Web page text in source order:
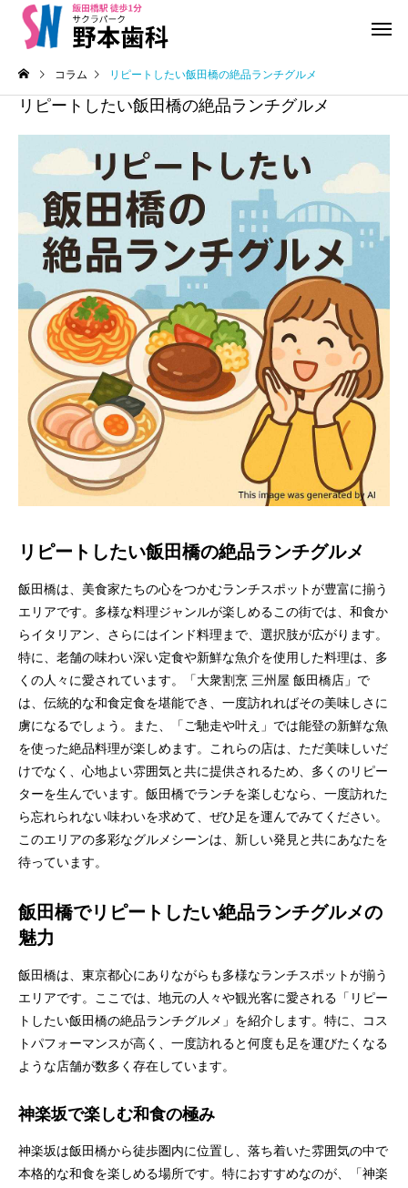
予防歯科 ホワイトニング
小児歯科治療 歯周病治療
医院からのお知らせ
千代田区民無料歯科検診
医院からのお知らせ
インプラント治療の質
答える
コラム リピートしたい飯田橋の絶品ランチグルメ
リピートしたい飯田橋の絶品ランチグルメ
リピートしたい飯田橋の絶品ランチグルメ
飯田橋は、美食家たちの心をつかむランチスポットが豊富に揃う
エリアです。多様な料理ジャンルが楽しめるこの街では、和食か
らイタリアン、さらにはインド料理まで、選択肢が広がります。
特に、老舗の味わい深い定食や新鮮な魚介を使用した料理は、多
くの人々に愛されています。「大衆割烹 三州屋 飯田橋店」で
は、伝統的な和食定食を堪能でき、一度訪れればその美味しさに
虜になるでしょう。また、「ご馳走や叶え」では能登の新鮮な魚
を使った絶品料理が楽しめます。これらの店は、ただ美味しいだ
けでなく、心地よい雰囲気と共に提供されるため、多くのリピー
ターを生んでいます。飯田橋でランチを楽しむなら、一度訪れた
ら忘れられない味わいを求めて、ぜひ足を運んでみてください。
このエリアの多彩なグルメシーンは、新しい発見と共にあなたを
待っています。
飯田橋でリピートしたい絶品ランチグルメの
魅力
飯田橋は、東京都心にありながらも多様なランチスポットが揃う
エリアです。ここでは、地元の人々や観光客に愛される「リピー
トしたい飯田橋の絶品ランチグルメ」を紹介します。特に、コス
トパフォーマンスが高く、一度訪れると何度も足を運びたくなる
ような店舗が数多く存在しています。
神楽坂で楽しむ和食の極み
神楽坂は飯田橋から徒歩圏内に位置し、落ち着いた雰囲気の中で
本格的な和食を楽しめる場所です。特におすすめなのが、「神楽